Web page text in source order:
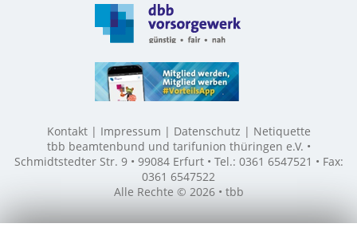
Kontakt Impressum Datenschutz
Netiquette
tbb beamtenbund und tarifunion thüringen e.V. •
Schmidtstedter Str. 9 • 99084 Erfurt • Tel.: 0361 6547521 • Fax:
0361 6547522
Alle Rechte © 2026 • tbb